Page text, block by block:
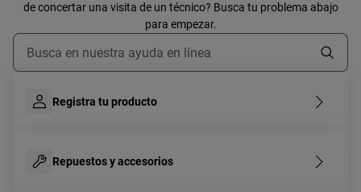
de concertar una visita de un técnico? Busca tu problema abajo
para empezar.
Escribe para buscar un artículo de soporte
Registra tu producto
Repuestos y accesorios